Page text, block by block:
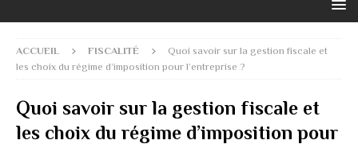
ACCUEIL FISCALITÉ
Quoi savoir sur la gestion fiscale et
les choix du régime d’imposition pour l’entreprise ?
Quoi savoir sur la gestion fiscale et
les choix du régime d’imposition pour